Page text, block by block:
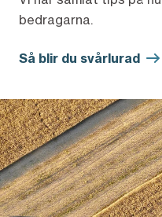
bedragarna.
Så blir du svårlurad